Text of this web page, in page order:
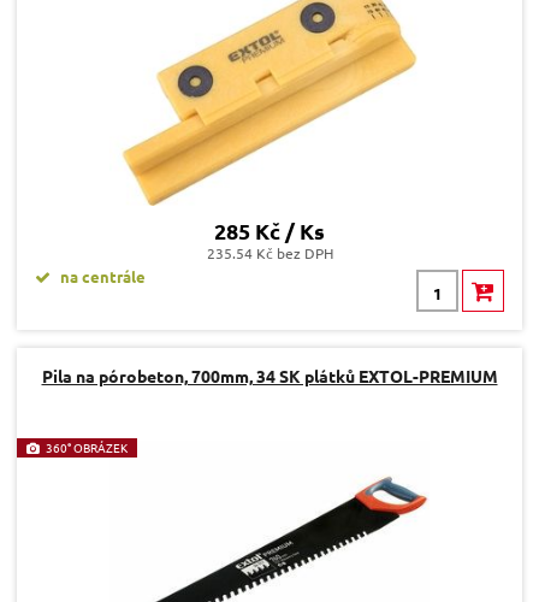
285 Kč / Ks
235.54 Kč bez DPH
na centrále
Pila na pórobeton, 700mm, 34 SK plátků EXTOL-PREMIUM
360° OBRÁZEK